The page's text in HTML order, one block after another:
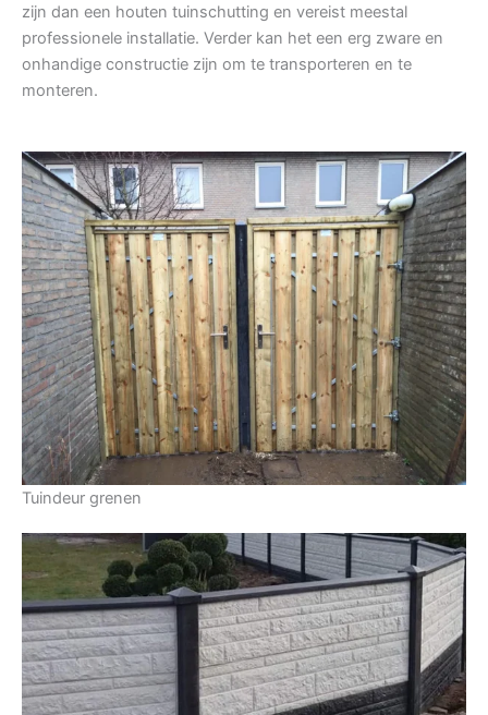
zijn dan een houten tuinschutting en vereist meestal
professionele installatie. Verder kan het een erg zware en
onhandige constructie zijn om te transporteren en te
monteren.
Tuindeur grenen